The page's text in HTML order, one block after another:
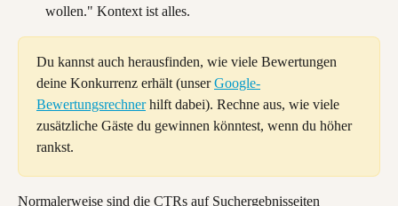
wollen." Kontext ist alles.
Du kannst auch herausfinden, wie viele Bewertungen
deine Konkurrenz erhält (unser Google-
Bewertungsrechner hilft dabei). Rechne aus, wie viele
zusätzliche Gäste du gewinnen könntest, wenn du höher
rankst.
Normalerweise sind die CTRs auf Suchergebnisseiten